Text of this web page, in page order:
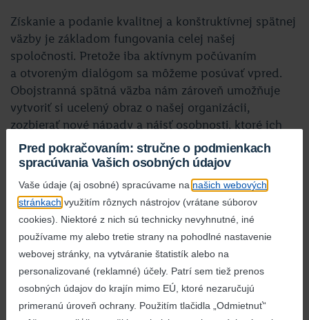
Pred pokračovaním: stručne o podmienkach
spracúvania Vašich osobných údajov
Vaše údaje (aj osobné) spracúvame na našich webových
stránkach využitím rôznych nástrojov (vrátane súborov
cookies). Niektoré z nich sú technicky nevyhnutné, iné
používame my alebo tretie strany na pohodlné nastavenie
webovej stránky, na vytváranie štatistík alebo na
personalizované (reklamné) účely. Patrí sem tiež prenos
osobných údajov do krajín mimo EÚ, ktoré nezaručujú
primeranú úroveň ochrany. Použitím tlačidla „Odmietnuť“
Získanie a podanie kvalitnej a konštruktívnej spätnej
väzby je základom fungovania celej našej
spoločnosti. Pretože iba aktívnym počúvaním
a otvoreným dialógom sa môžeme posúvať vpred.
Obojstranná spätná väzba nám zároveň umožňuje
vytvoriť si ucelený obraz o našej organizácii,
zozbierať nové nápady a nájsť osobnosti, ktoré ich
dokážu realizovať. Hodnotenie zamestnancov v Lidli
prebieha od roku 2017 v rámciTalent
Súvisiace aktuality